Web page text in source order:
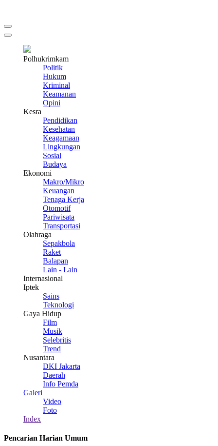
Polhukrimkam
Politik
Hukum
Kriminal
Keamanan
Opini
Kesra
Pendidikan
Kesehatan
Keagamaan
Lingkungan
Sosial
Budaya
Ekonomi
Makro/Mikro
Keuangan
Tenaga Kerja
Otomotif
Pariwisata
Transportasi
Olahraga
Sepakbola
Raket
Balapan
Lain - Lain
Internasional
Iptek
Sains
Teknologi
Gaya Hidup
Film
Musik
Selebritis
Trend
Nusantara
DKI Jakarta
Daerah
Info Pemda
Galeri
Video
Foto
Index
Pencarian Harian Umum